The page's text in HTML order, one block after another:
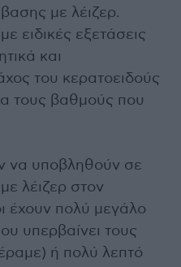
με λέιζερ.
ειδικές εξετάσεις
και
του κερατοειδούς
τους βαθμούς που
να υποβληθούν σε
λέιζερ στον
έχουν πολύ μεγάλο
υπερβαίνει τους
ή πολύ λεπτό